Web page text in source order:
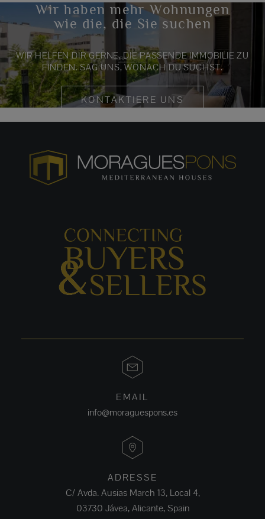
Wir haben mehr Wohnungen
wie die, die Sie suchen
WIR HELFEN DIR GERNE, DIE PASSENDE IMMOBILIE ZU
FINDEN. SAG UNS, WONACH DU SUCHST.
KONTAKTIERE UNS
EMAIL
info@moraguespons.es
ADRESSE
C/ Avda. Ausias March 13, Local 4,
03730 Jávea, Alicante, Spain